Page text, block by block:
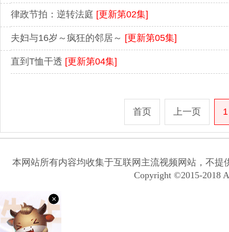
律政节拍：逆转法庭 [更新第02集]
夫妇与16岁～疯狂的邻居～ [更新第05集]
直到T恤干透 [更新第04集]
首页 上一页 1
本网站所有内容均收集于互联网主流视频网站，不
Copyright ©2015-2018
×